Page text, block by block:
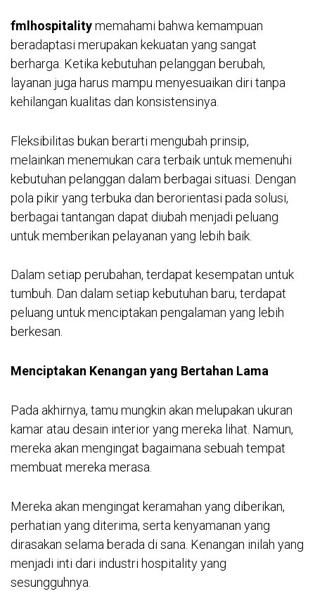
fmlhospitalitymemahami bahwa kemampuan
beradaptasi merupakan kekuatan yang sangat
berharga. Ketika kebutuhan pelanggan berubah,
layanan juga harus mampu menyesuaikan diri tanpa
kehilangan kualitas dan konsistensinya.
Fleksibilitas bukan berarti mengubah prinsip,
melainkan menemukan cara terbaik untuk memenuhi
kebutuhan pelanggan dalam berbagai situasi. Dengan
pola pikir yang terbuka dan berorientasi pada solusi,
berbagai tantangan dapat diubah menjadi peluang
untuk memberikan pelayanan yang lebih baik.
Dalam setiap perubahan, terdapat kesempatan untuk
tumbuh. Dan dalam setiap kebutuhan baru, terdapat
peluang untuk menciptakan pengalaman yang lebih
berkesan.
Menciptakan Kenangan yang Bertahan Lama
Pada akhirnya, tamu mungkin akan melupakan ukuran
kamar atau desain interior yang mereka lihat. Namun,
mereka akan mengingat bagaimana sebuah tempat
membuat mereka merasa.
Mereka akan mengingat keramahan yang diberikan,
perhatian yang diterima, serta kenyamanan yang
dirasakan selama berada di sana. Kenangan inilah yang
menjadi inti dari industri hospitality yang
sesungguhnya.